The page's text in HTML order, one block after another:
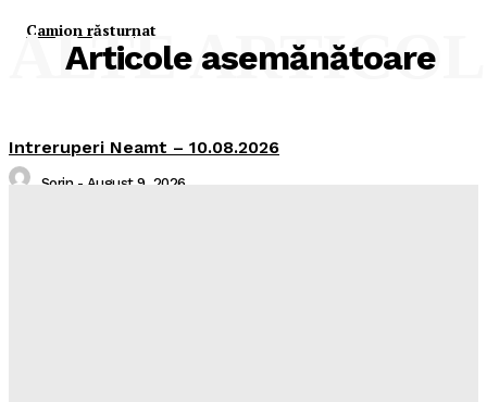
Camion răsturnat
Articole asemănătoare
ALTE
Intreruperi Neamt – 10.08.2026
Sorin - August 9, 2026